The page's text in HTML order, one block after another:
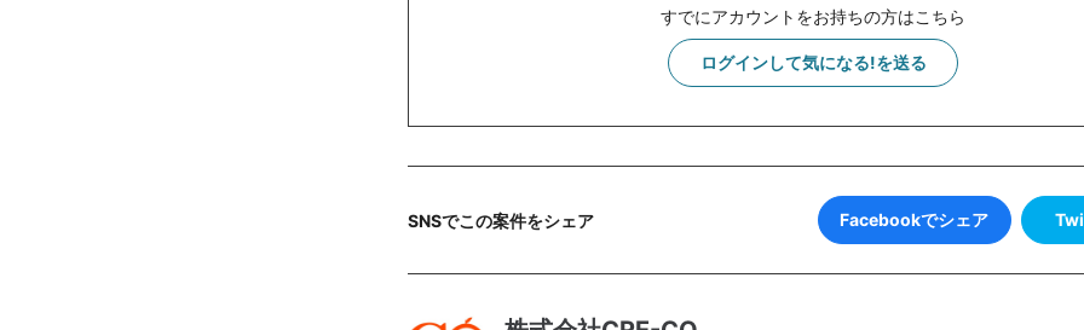
すでにアカウントをお持ちの方はこちら
ログインして気になる!を送る
SNSでこの案件をシェア Facebookでシェア